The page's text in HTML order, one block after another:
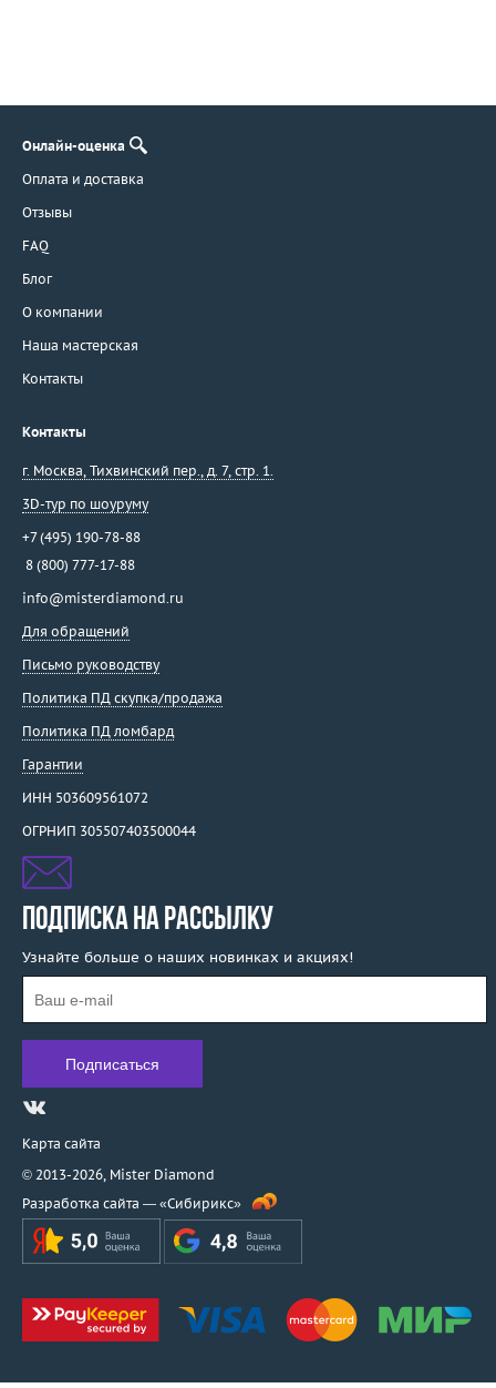
Онлайн-оценка
Оплата и доставка
Отзывы
FAQ
Блог
О компании
Наша мастерская
Контакты
Контакты
г. Москва, Тихвинский пер., д. 7, стр. 1.
3D-тур по шоуруму
+7 (495) 190-78-88
8 (800) 777-17-88
info@misterdiamond.ru
Для обращений
Письмо руководству
Политика ПД скупка/продажа
Политика ПД ломбард
Гарантии
ИНН 503609561072
ОГРНИП 305507403500044
ПОДПИСКА НА РАССЫЛКУ
Узнайте больше о наших новинках и акциях!
Карта сайта
© 2013-2026, Mister Diamond
Разработка сайта — «Сибирикс»